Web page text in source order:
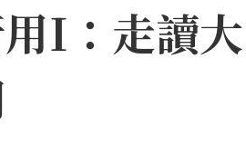
I：走讀